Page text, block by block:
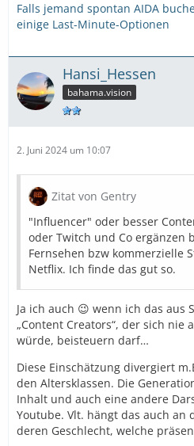
Falls jemand spontan AIDA
einige Last-Minute-Optionen
Hansi_Hessen
bahama.vision
2. Juni 2024 um 10:07
Zitat von Gentry
"Influencer" oder besser
oder Twitch und Co ergänzen
Fernsehen bzw kommerzielle
Netflix. Ich finde das gut so.
Ja ich auch 😉 wenn ich das aus
„Content Creators“, der sich nie
würde, beisteuern darf…
Diese Einschätzung divergiert
den Altersklassen. Die
Inhalt und auch eine andere
Youtube. Vlt. hängt das auch an
deren Geschlecht, welche